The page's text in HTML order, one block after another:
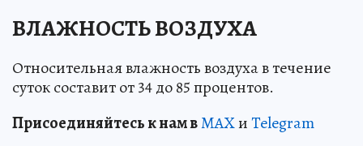
ВЛАЖНОСТЬ ВОЗДУХА
Относительная влажность воздуха в течение
суток составит от 34 до 85 процентов.
Присоединяйтесь к нам вMAXиTelegram